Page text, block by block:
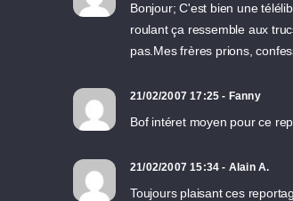
Bonjour; C'est bien une
roulant ça ressemble aux
pas.Mes frères prions,
21/02/2007 17:25 - Fanny
Bof intéret moyen pour ce
21/02/2007 15:34 - Alain A.
Toujours plaisant ces